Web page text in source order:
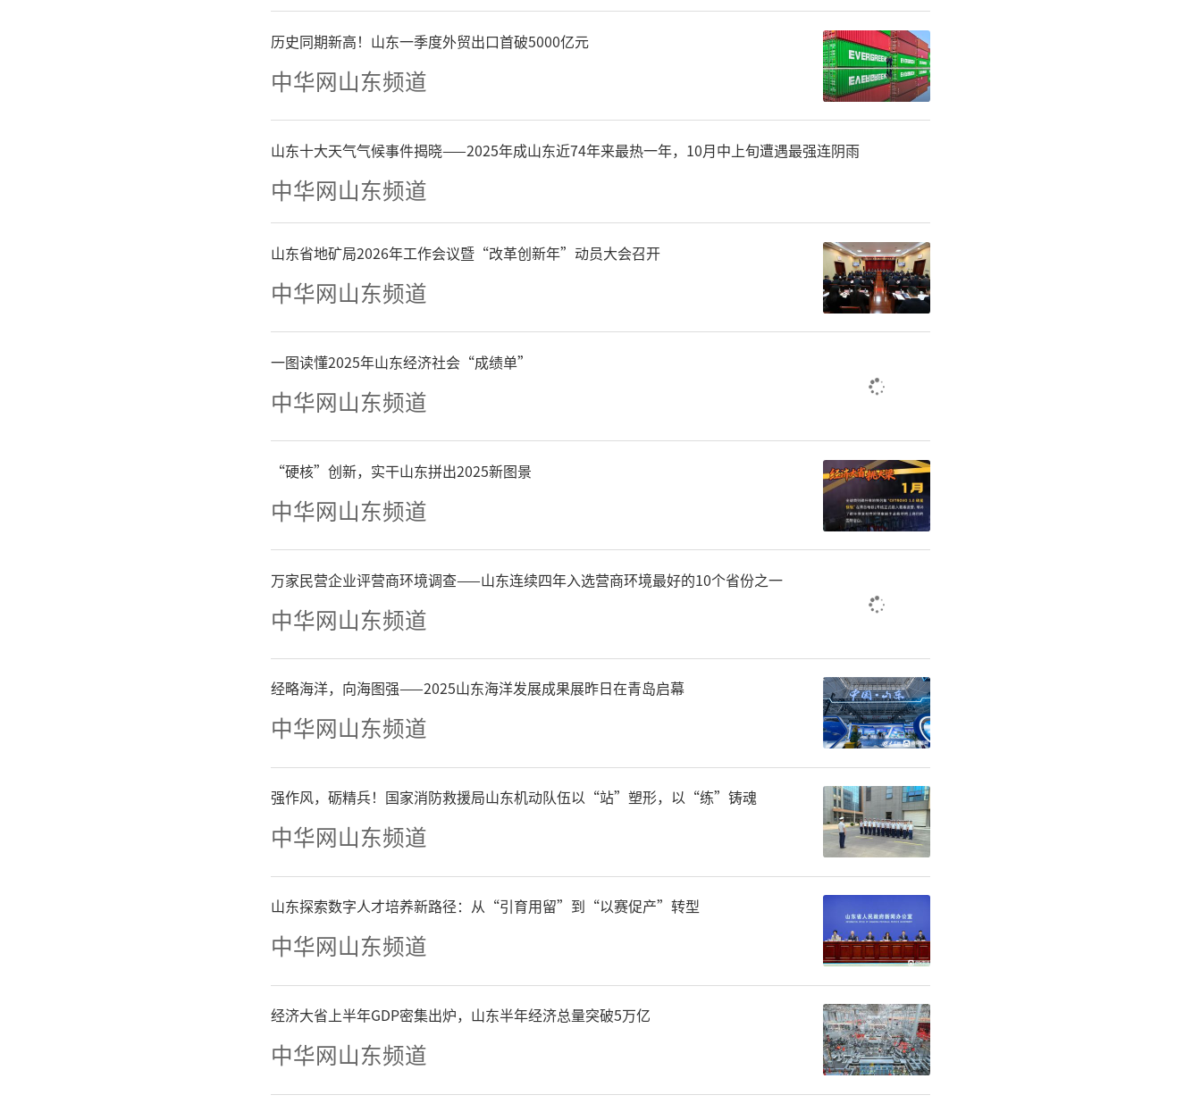
由风筝元素的楼面造型与森式美学景观，
以“东方之美”的端庄秀丽款款而来，成为渤海
路皇冠上的一颗明珠。
交房即发证/幸福生活新启程
以节日的盛典，迎接幸福的主人——业主归
家。上午九点二十八分，渤海明珠盛大举
行“‘证载品质，提前兑现’恒信·渤海明珠一
期提前带证交付仪式”。
历史同期新高！山东一季度外贸出口首破5000亿元
中华网山东频道
山东十大天气气候事件揭晓——2025年成山东近74年来最热一年，10月中上旬遭遇最强连阴雨
中华网山东频道
山东省地矿局2026年工作会议暨“改革创新年”动员大会召开
中华网山东频道
一图读懂2025年山东经济社会“成绩单”
中华网山东频道
“硬核”创新，实干山东拼出2025新图景
中华网山东频道
万家民营企业评营商环境调查——山东连续四年入选营商环境最好的10个省份之一
中华网山东频道
经略海洋，向海图强——2025山东海洋发展成果展昨日在青岛启幕
中华网山东频道
强作风，砺精兵！国家消防救援局山东机动队伍以“站”塑形，以“练”铸魂
中华网山东频道
山东探索数字人才培养新路径：从“引育用留”到“以赛促产”转型
中华网山东频道
经济大省上半年GDP密集出炉，山东半年经济总量突破5万亿
中华网山东频道